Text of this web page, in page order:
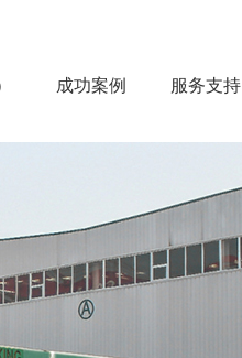
成功案例 服务支持